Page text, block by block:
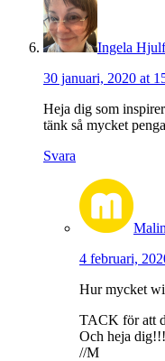
Ingela
30 januari, 2020 at
Heja dig som
tänk så mycket
Svara
4 februari,
Hur mycket
TACK för att
Och heja
//M